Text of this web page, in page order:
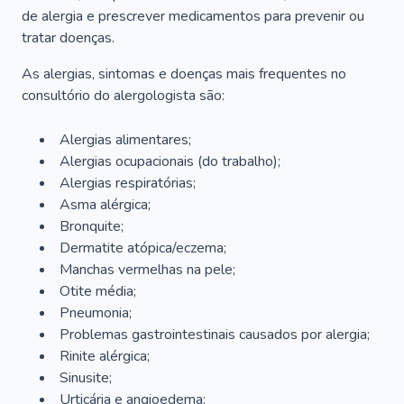
de alergia e prescrever medicamentos para prevenir ou
tratar doenças.
As alergias, sintomas e doenças mais frequentes no
consultório do alergologista são:
Alergias alimentares;
Alergias ocupacionais (do trabalho);
Alergias respiratórias;
Asma alérgica;
Bronquite;
Dermatite atópica/eczema;
Manchas vermelhas na pele;
Otite média;
Pneumonia;
Problemas gastrointestinais causados por alergia;
Rinite alérgica;
Sinusite;
Urticária e angioedema;